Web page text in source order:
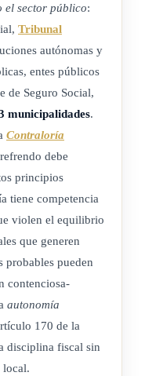
el sector público:
Tribunal
autónomas y
entes públicos
de Seguro Social,
municipalidades.
Contraloría
debe
principios
tiene competencia
violen el equilibrio
que generen
probables pueden
contenciosa-
autonomía
170 de la
disciplina fiscal sin
local.